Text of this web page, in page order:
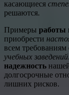
касающиеся
решаются.
Примеры работы
приобрести
всем требованиям
учебных заведений
надежность
долгосрочные
лишних рисков.